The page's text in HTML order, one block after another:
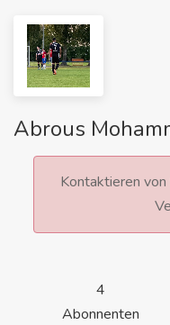
Abrous
Kontaktieren
4
Abonnenten